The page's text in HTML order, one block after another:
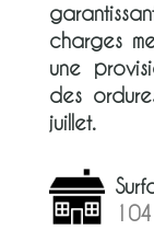
charges
une
des
juillet.
104